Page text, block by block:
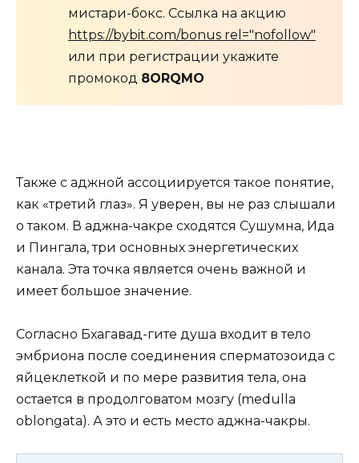
мистари-бокс. Ссылка на акцию
https://bybit.com/bonus rel="nofollow"
или при регистрации укажите
промокод 8ORQMO
Также с аджной ассоциируется такое понятие,
как «третий глаз». Я уверен, вы не раз слышали
о таком. В аджна-чакре сходятся Сушумна, Ида
и Пингала, три основных энергетических
канала. Эта точка является очень важной и
имеет большое значение.
Согласно Бхагавад-гите душа входит в тело
эмбриона после соединения сперматозоида с
яйцеклеткой и по мере развития тела, она
остается в продолговатом мозгу (medulla
oblongata). А это и есть место аджна-чакры.